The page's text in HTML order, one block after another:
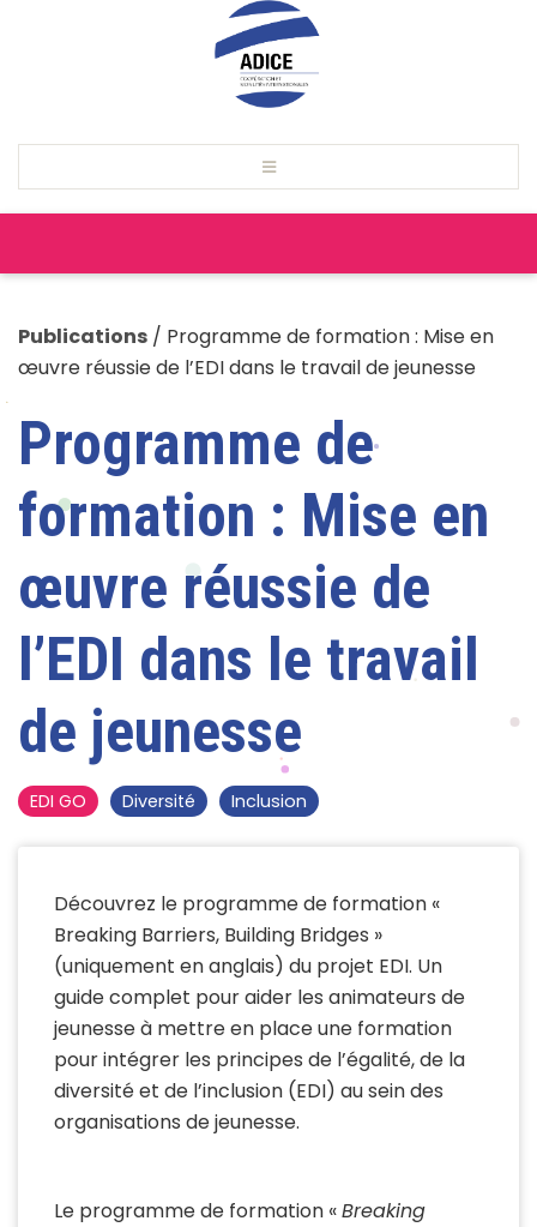
Publications / Programme de formation : Mise en
œuvre réussie de l’EDI dans le travail de jeunesse
Programme de
formation : Mise en
œuvre réussie de
l’EDI dans le travail
de jeunesse
EDI GO Diversité Inclusion
Découvrez le programme de formation «
Breaking Barriers, Building Bridges »
(uniquement en anglais) du projet EDI. Un
guide complet pour aider les animateurs de
jeunesse à mettre en place une formation
pour intégrer les principes de l’égalité, de la
diversité et de l’inclusion (EDI) au sein des
organisations de jeunesse.
Le programme de formation «Breaking